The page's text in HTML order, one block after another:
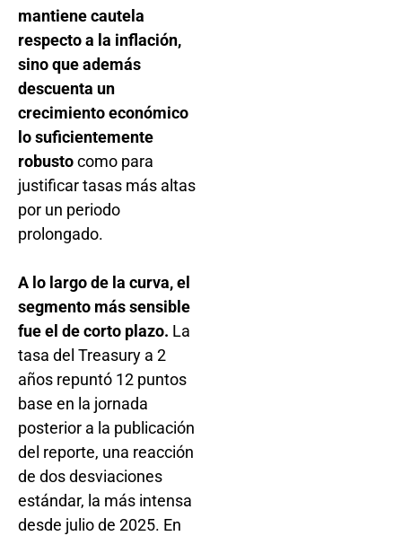
mantiene cautela
respecto a la inflación,
sino que además
descuenta un
crecimiento económico
lo suficientemente
robustocomo para
justificar tasas más altas
por un periodo
prolongado.
A lo largo de la curva, el
segmento más sensible
fue el de corto plazo. La
tasa del Treasury a 2
años repuntó 12 puntos
base en la jornada
posterior a la publicación
del reporte, una reacción
de dos desviaciones
estándar, la más intensa
desde julio de 2025. En